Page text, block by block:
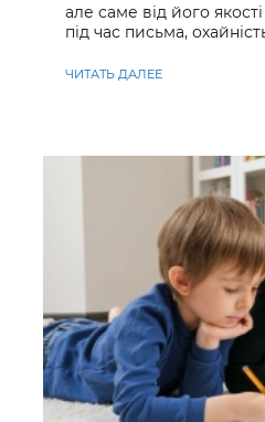
але саме від його
під час письма,
ЧИТАТЬ ДАЛЕЕ